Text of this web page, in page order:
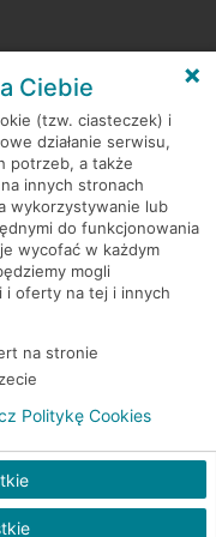
prawa zastrzeżone
Ciebie
(tzw. ciasteczek) i
działanie serwisu,
potrzeb, a także
innych stronach
wykorzystywanie lub
do funkcjonowania
wycofać w każdym
mogli
i oferty na tej i innych
na stronie
Politykę Cookies